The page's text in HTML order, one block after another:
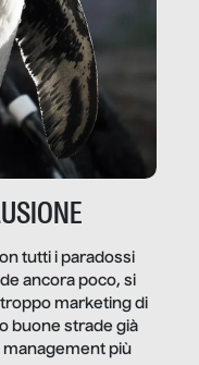
tutti i paradossi
ancora poco, si
marketing di
buone strade già
management più